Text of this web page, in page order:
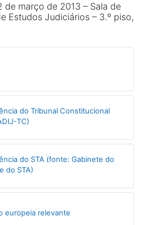
de março de 2013 – Sala de
Estudos Judiciários – 3.º piso,
do Tribunal Constitucional
TC)
do STA (fonte: Gabinete do
do STA)
europeia relevante